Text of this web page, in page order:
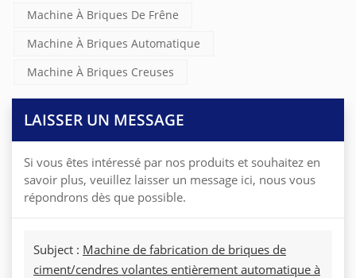
Machine À Briques De Frêne
Machine À Briques Automatique
Machine À Briques Creuses
LAISSER UN MESSAGE
Si vous êtes intéressé par nos produits et souhaitez en
savoir plus, veuillez laisser un message ici, nous vous
répondrons dès que possible.
Subject : Machine de fabrication de briques de
ciment/cendres volantes entièrement automatique à